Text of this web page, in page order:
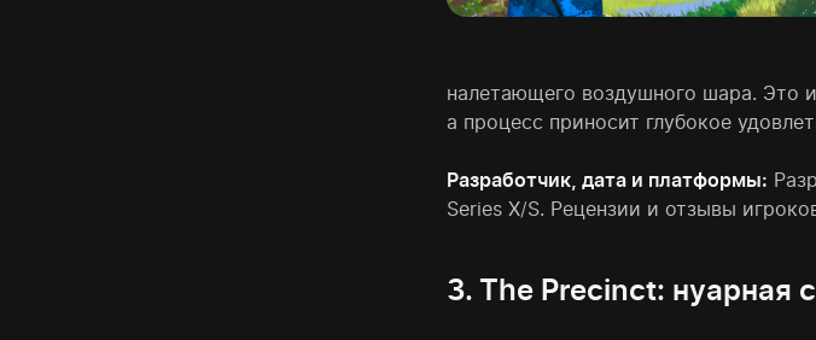
налетающего воздушного шара. Это
а процесс приносит глубокое
Разработчик, дата и платформы:
Series X/S. Рецензии и отзывы
3. The Precinct: нуарная